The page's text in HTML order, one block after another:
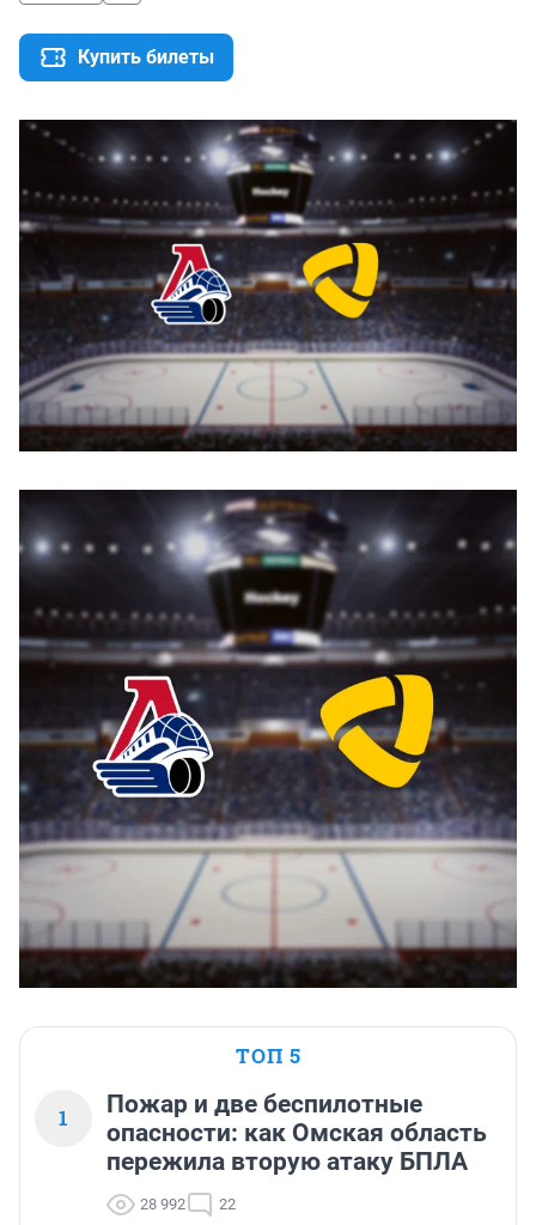
Купить билеты
ТОП 5
1
Пожар и две беспилотные
опасности: как Омская область
пережила вторую атаку БПЛА
28 992 22